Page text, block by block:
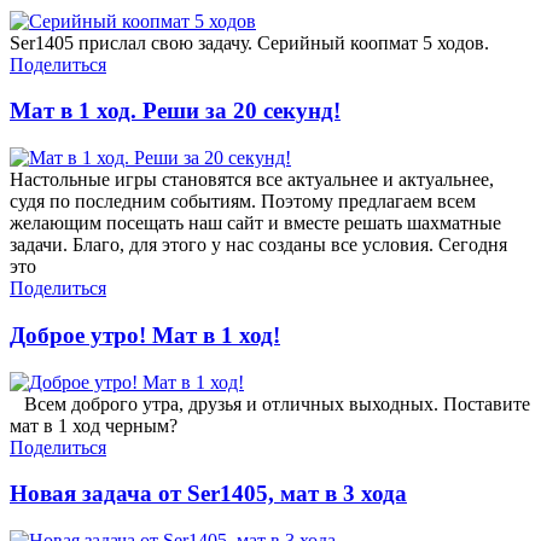
Ser1405 прислал свою задачу. Серийный коопмат 5 ходов.
Поделиться
Мат в 1 ход. Реши за 20 секунд!
Настольные игры становятся все актуальнее и актуальнее,
судя по последним событиям. Поэтому предлагаем всем
желающим посещать наш сайт и вместе решать шахматные
задачи. Благо, для этого у нас созданы все условия. Сегодня
это
Поделиться
Доброе утро! Мат в 1 ход!
Всем доброго утра, друзья и отличных выходных. Поставите
мат в 1 ход черным?
Поделиться
Новая задача от Ser1405, мат в 3 хода